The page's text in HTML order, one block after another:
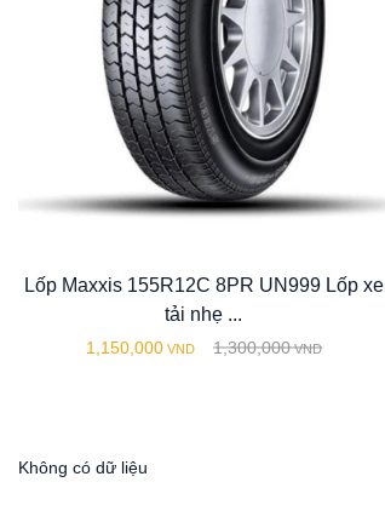
Lốp Maxxis 155R12C 8PR UN999 Lốp xe
tải nhẹ ...
1,150,000 VND 1,300,000 VND
Không có dữ liệu